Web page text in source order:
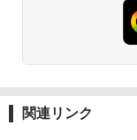
関連リンク